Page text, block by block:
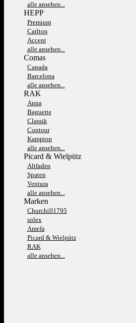
alle ansehen...
HEPP
Premium
Carlton
Accent
alle ansehen...
Comas
Canada
Barcelona
alle ansehen...
RAK
Anna
Baguette
Classik
Contour
Kampton
alle ansehen...
Picard & Wielpütz
Altfaden
Spaten
Ventura
alle ansehen...
Marken
Churchill1795
solex
Amefa
Picard & Wielpütz
RAK
alle ansehen...